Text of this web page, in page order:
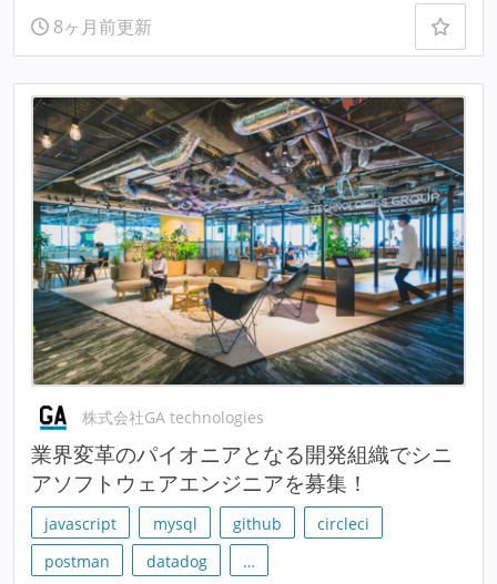
8ヶ月前更新
株式会社GA technologies
業界変革のパイオニアとなる開発組織でシニ
アソフトウェアエンジニアを募集！
javascript mysql github
circleci
postman
datadog …